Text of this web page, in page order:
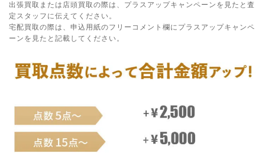
出張買取または店頭買取の際は、プラスアップキャンペーンを見たと査
定スタッフに伝えてください。
宅配買取の際は、申込用紙のフリーコメント欄にプラスアップキャンペ
ーンを見たと記載してください。